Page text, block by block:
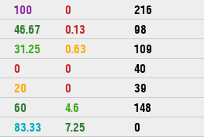
100 0 216
46.67 0.13 98
31.25 0.63 109
0 0 40
20 0 39
60 4.6 148
83.33 7.25 0